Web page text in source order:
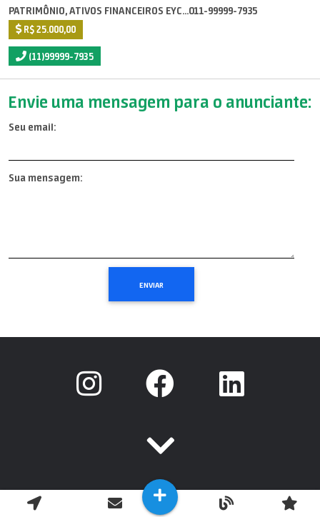
PATRIMÔNIO, ATIVOS FINANCEIROS EYC...011-99999-7935
R$ 25.000,00
(11)99999-7935
Envie uma mensagem para o anunciante:
Seu email:
Sua mensagem: